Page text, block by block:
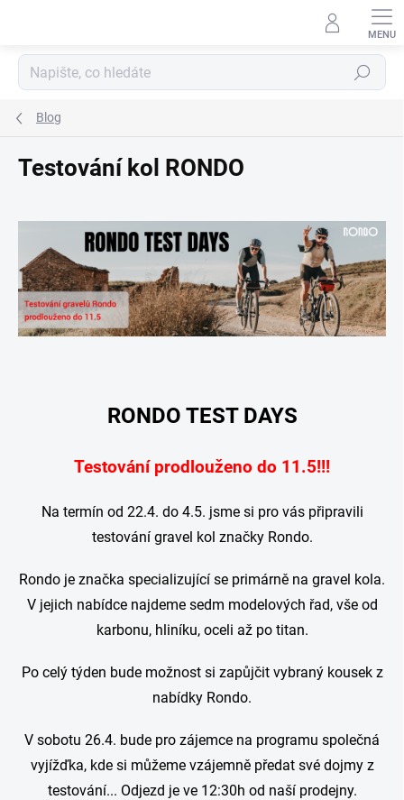
Hledat
Blog
Testování kol RONDO
RONDO TEST DAYS
Testování prodlouženo do 11.5!!!
Na termín od 22.4. do 4.5. jsme si pro vás připravili
testování gravel kol značky Rondo.
Rondo je značka specializující se primárně na gravel kola.
V jejich nabídce najdeme sedm modelových řad, vše od
karbonu, hliníku, oceli až po titan.
Po celý týden bude možnost si zapůjčit vybraný kousek z
nabídky Rondo.
V sobotu 26.4. bude pro zájemce na programu společná
vyjížďka, kde si můžeme vzájemně předat své dojmy z
testování... Odjezd je ve 12:30h od naší prodejny.